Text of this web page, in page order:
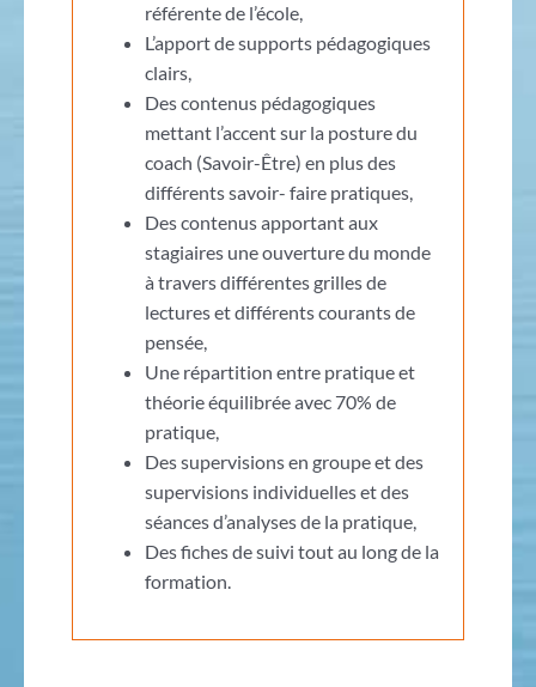
référente de l’école,
L’apport de supports pédagogiques
clairs,
Des contenus pédagogiques
mettant l’accent sur la posture du
coach (Savoir-Être) en plus des
différents savoir- faire pratiques,
Des contenus apportant aux
stagiaires une ouverture du monde
à travers différentes grilles de
lectures et différents courants de
pensée,
Une répartition entre pratique et
théorie équilibrée avec 70% de
pratique,
Des supervisions en groupe et des
supervisions individuelles et des
séances d’analyses de la pratique,
Des fiches de suivi tout au long de la
formation.